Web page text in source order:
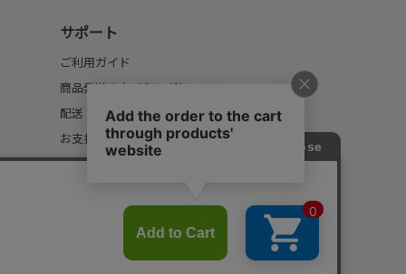
サポート
ご利用ガイド
商品発送のタイミングについて
配送・送料について
お支払いについて
返品・交換について